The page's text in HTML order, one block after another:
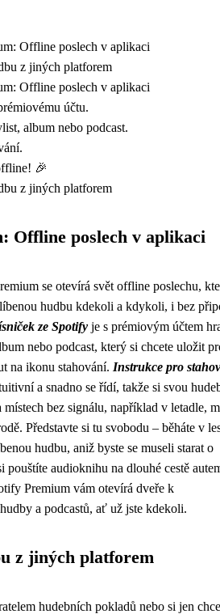
Offline poslech v aplikaci
z jiných platforem
Offline poslech v aplikaci
účtu.
album nebo podcast.
🎉
z jiných platforem
Offline poslech v aplikaci
se otevírá svět offline poslechu,
hudbu kdekoli a kdykoli, i bez
ze Spotify je s prémiovým účtem
nebo podcast, který si chcete uložit
na ikonu stahování. Instrukce pro
a snadno se řídí, takže si svou
bez signálu, například v letadle,
Představte si tu svobodu – běháte v
hudbu, aniž byste se museli starat o
audioknihu na dlouhé cestě
Premium vám otevírá dveře k
a podcastů, ať už jste kdekoli.
z jiných platforem
hudebních pokladů nebo si jen